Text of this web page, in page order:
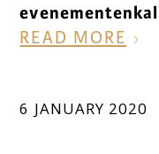
READ MORE
6 JANUARY 2020